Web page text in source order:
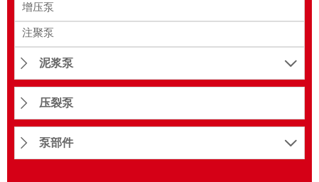
增压泵
注聚泵
 泥浆泵 
 压裂泵
 泵部件 